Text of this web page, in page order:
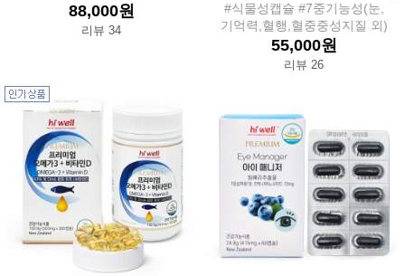
88,000원
리뷰 34
#식물성캡슐 #7중기능성(눈,
기억력,혈행,혈중중성지질 외)
55,000원
리뷰 26